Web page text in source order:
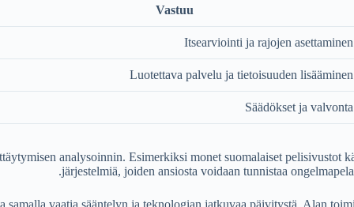
Vastuu
Itsearviointi ja rajojen asettaminen
Luotettava palvelu ja tietoisuuden lisääminen
Säädökset ja valvonta
analysoinnin. Esimerkiksi monet suomalaiset pelisivustot
järjestelmiä, joiden ansiosta voidaan tunnistaa